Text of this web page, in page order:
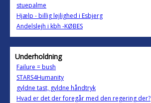
stuepalme
Hjælp - billig lejlighed i Esbjerg
Andelslejh i kbh -KØBES
Underholdning
Failure = bush
STARS4Humanity
gyldne tast, gyldne håndtryk
Hvad er det der foregår med den regering der?